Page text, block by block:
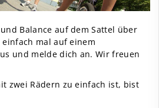
Balance auf dem Sattel über
einfach mal auf einem
und melde dich an. Wir freuen
zwei Rädern zu einfach ist, bist